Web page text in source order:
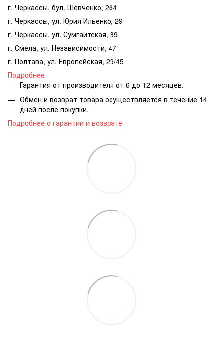
г. Черкассы, бул. Шевченко, 264
г. Черкассы, ул. Юрия Ильенко, 29
г. Черкассы, ул. Сумгаитская, 39
г. Смела, ул. Независимости, 47
г. Полтава, ул. Европейская, 29/45
Подробнее
Гарантия от производителя от 6 до 12 месяцев.
Обмен и возврат товара осуществляется в течение 14
дней после покупки.
Подробнее о гарантии и возврате